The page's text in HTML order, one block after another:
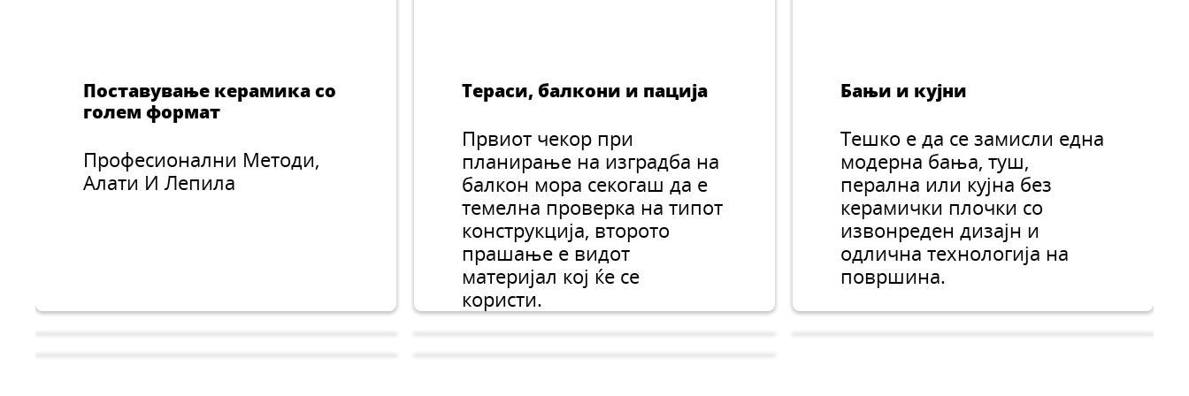
Поставување керамика со
голем формат
Професионални Методи,
Алати И Лепила
Тераси, балкони и пација
Првиот чекор при
планирање на изградба на
балкон мора секогаш да е
темелна проверка на типот
конструкција, второто
прашање е видот
материјал кој ќе се
користи.
Бањи и кујни
Тешко е да се замисли една
модерна бања, туш,
перална или кујна без
керамички плочки со
извонреден дизајн и
одлична технологија на
површина.